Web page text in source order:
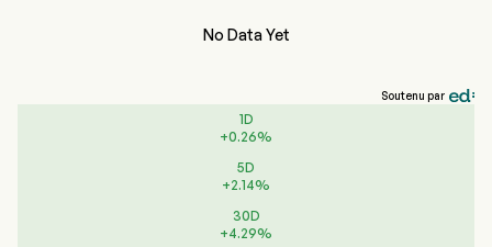
No Data Yet
Soutenu par
1D
+0.26%
5D
+2.14%
30D
+4.29%